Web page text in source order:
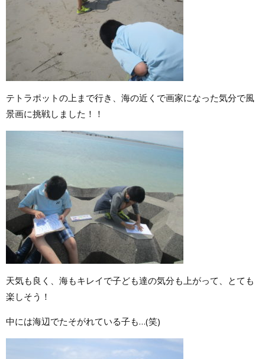
テトラポットの上まで行き、海の近くで画家になった気分で風
景画に挑戦しました！！
天気も良く、海もキレイで子ども達の気分も上がって、とても
楽しそう！
中には海辺でたそがれている子も…(笑)